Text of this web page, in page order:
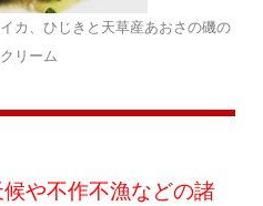
カ、ひじきと天草産あおさの磯の
リーム
や不作不漁などの諸